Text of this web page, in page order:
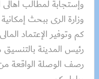
وإستجابة لمطالب
كم وتوفير الإعتماد
رئيس المدينة
رصف الوصلة الواقعة